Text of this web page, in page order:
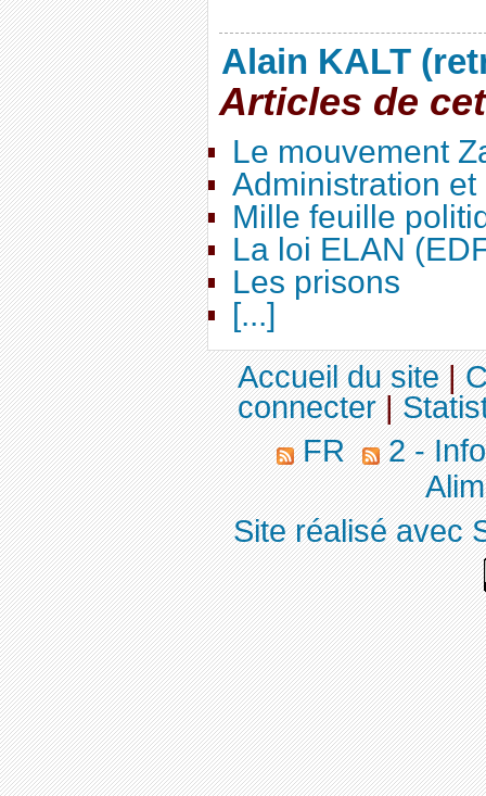
Alain KALT
Articles de
Le mouvement
Administration
Mille feuille
La loi ELAN
Les prisons
[...]
Accueil du site|
connecter|
FR
2 -
Site réalisé avec